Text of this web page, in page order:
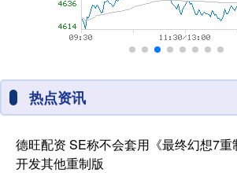
热点资讯
德旺配资 SE称不会套用《最终幻想7重
开发其他重制版